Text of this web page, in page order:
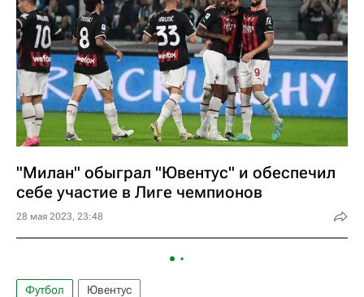
"Милан" обыграл "Ювентус" и обеспечил
себе участие в Лиге чемпионов
28 мая 2023, 23:48
Футбол
Ювентус